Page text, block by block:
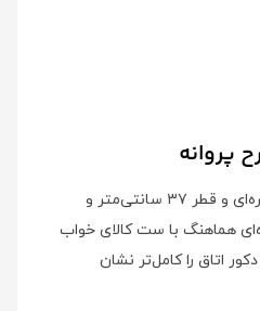
پروانه
ساعت دیواری با طراحی دایره‌ای و قطر ۳۷ سانتی‌متر و
هماهنگ با ست کالای خواب
اتاق را کامل‌تر نشان